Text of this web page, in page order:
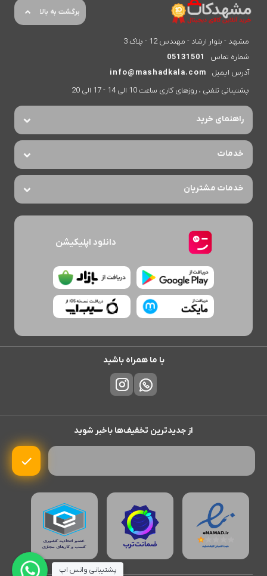
برگشت به بالا
مشهد - بلوار ارشاد - مهندس 12 - پلاک 3
شماره تماس
05131501
آدرس ایمیل
info@mashadkala.com
پشتیبانی تلفنی ، روزهای کاری ساعت 10 الی 14 - 17 الی 20
راهنمای خرید
خدمات
خدمات مشتریان
دانلود اپلیکیشن
با ما همراه باشید
از جدیدترین تخفیف‌ها باخبر شوید
پشتیبانی واتس اپ